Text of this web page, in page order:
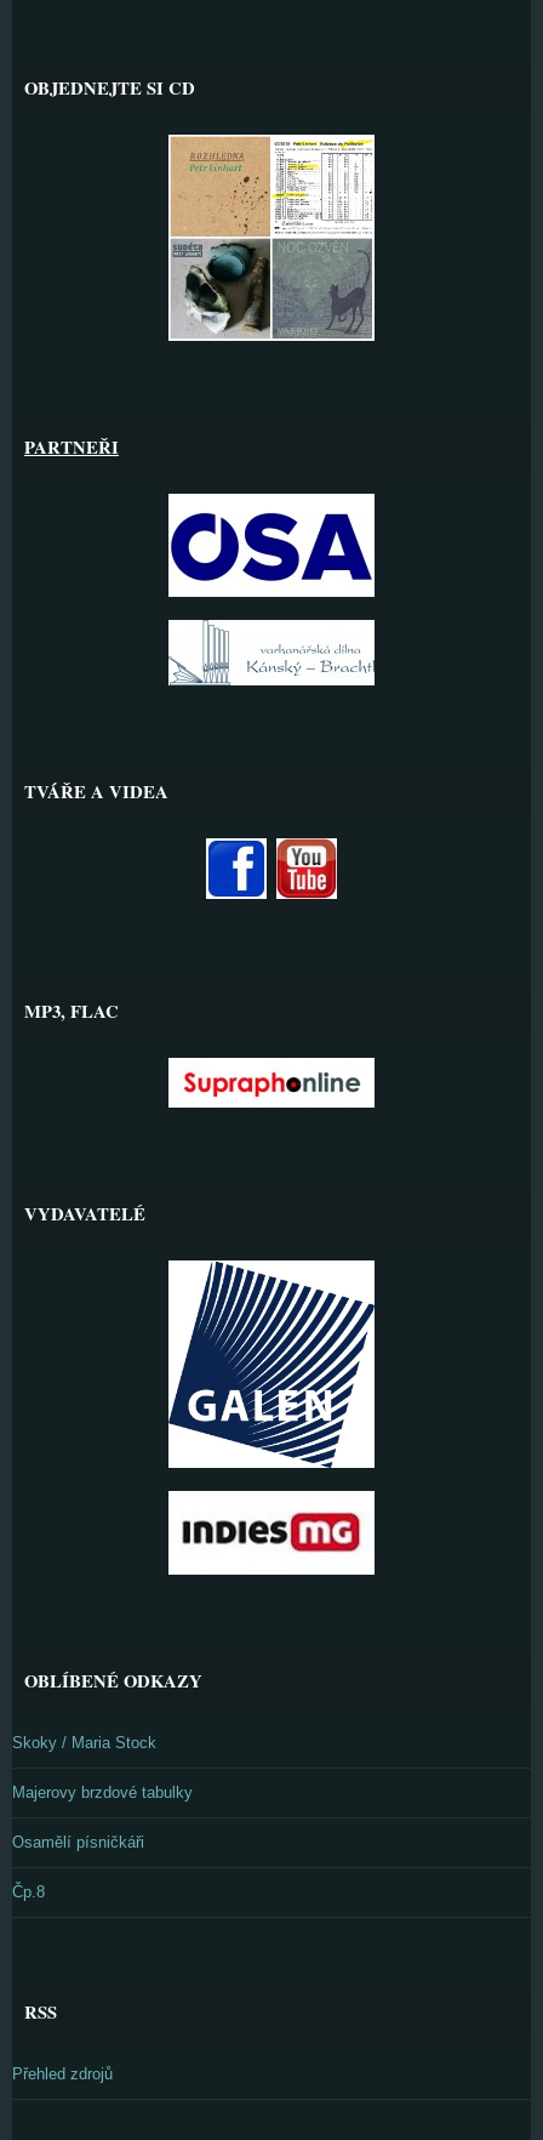
OBJEDNEJTE SI CD
PARTNEŘI
TVÁŘE A VIDEA
MP3, FLAC
VYDAVATELÉ
OBLÍBENÉ ODKAZY
Skoky / Maria Stock
Majerovy brzdové tabulky
Osamělí písničkáři
Čp.8
RSS
Přehled zdrojů